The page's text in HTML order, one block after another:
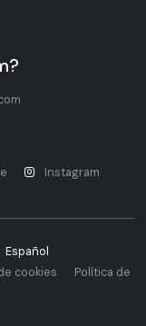
Instagram
Español
cookies
Política de